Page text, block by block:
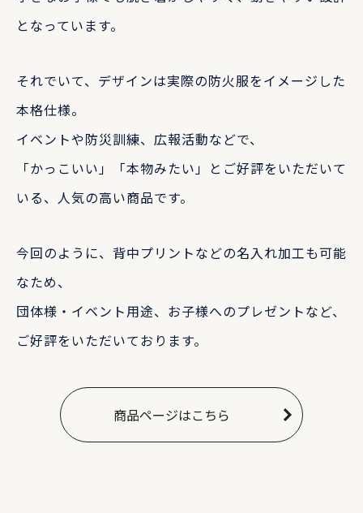
となっています。
それでいて、デザインは実際の防火服をイメージした
本格仕様。
イベントや防災訓練、広報活動などで、
「かっこいい」「本物みたい」とご好評をいただいて
いる、人気の高い商品です。
今回のように、背中プリントなどの名入れ加工も可能
なため、
団体様・イベント用途、お子様へのプレゼントなど、
ご好評をいただいております。
商品ページはこちら